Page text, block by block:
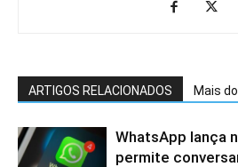
ARTIGOS RELACIONADOS Mais
WhatsApp lança
permite